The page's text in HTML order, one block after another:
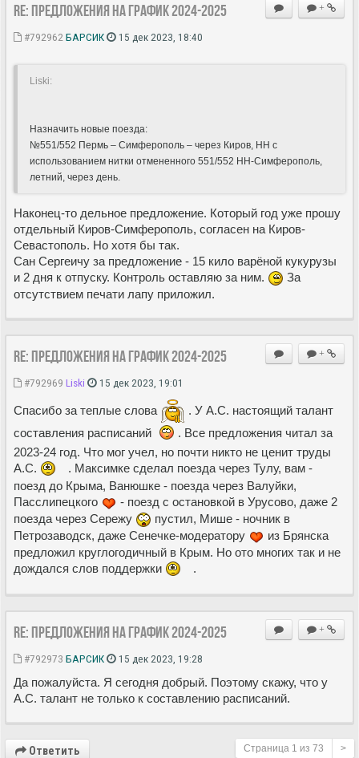
+
Re: Предложения на график 2024-2025
#792962 БАРСИК 15 дек 2023, 18:40
Liski:
Назначить новые поезда:
№551/552 Пермь – Симферополь – через Киров, НН с
использованием нитки отмененного 551/552 НН-Симферополь,
летний, через день.
Наконец-то дельное предложение. Который год уже прошу
отдельный Киров-Симферополь, согласен на Киров-
Севастополь. Но хотя бы так.
Сан Сергеичу за предложение - 15 кило варёной кукурузы
и 2 дня к отпуску. Контроль оставляю за ним.
За
отсутствием печати лапу приложил.
+
Re: Предложения на график 2024-2025
#792969 Liski 15 дек 2023, 19:01
Спасибо за теплые слова
. У А.С. настоящий талант
составления расписаний
. Все предложения читал за
2023-24 год. Что мог учел, но почти никто не ценит труды
А.С.
. Максимке сделал поезда через Тулу, вам -
поезд до Крыма, Ванюшке - поезда через Валуйки,
Пасслипецкого
- поезд с остановкой в Урусово, даже 2
поезда через Сережу
пустил, Мише - ночник в
Петрозаводск, даже Сенечке-модератору
из Брянска
предложил круглогодичный в Крым. Но ото многих так и не
дождался слов поддержки
.
+
Re: Предложения на график 2024-2025
#792973 БАРСИК 15 дек 2023, 19:28
Да пожалуйста. Я сегодня добрый. Поэтому скажу, что у
А.С. талант не только к составлению расписаний.
Ответить Страница 1 из 73 >